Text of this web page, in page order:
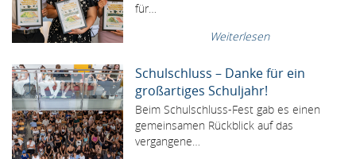
für…
Weiterlesen
Schulschluss – Danke für ein
großartiges Schuljahr!
Beim Schulschluss-Fest gab es einen
gemeinsamen Rückblick auf das
vergangene…